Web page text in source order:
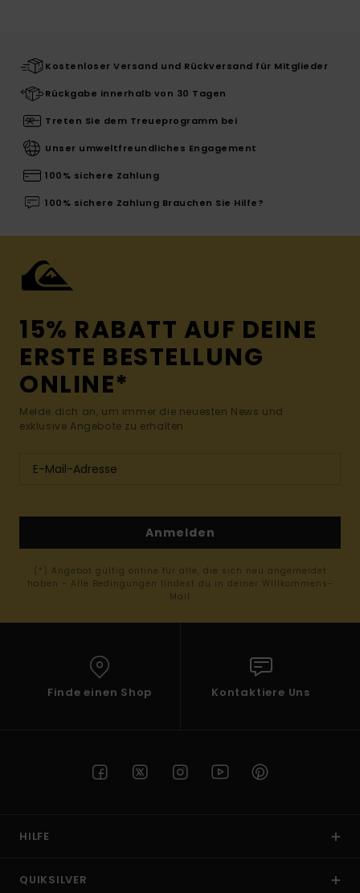
Kostenloser Versand und Rückversand für Mitglieder
Rückgabe innerhalb von 30 Tagen
Treten Sie dem Treueprogramm bei
Unser umweltfreundliches Engagement
100% sichere Zahlung
100% sichere Zahlung Brauchen Sie Hilfe?
15% RABATT AUF DEINE
ERSTE BESTELLUNG
ONLINE*
Melde dich an, um immer die neuesten News und
exklusive Angebote zu erhalten.
Anmelden
(*) Angebot gültig online für alle, die sich neu angemeldet
haben - Alle Bedingungen findest du in deiner Willkommens-
Mail
Finde einen Shop Kontaktiere Uns
HILFE
QUIKSILVER